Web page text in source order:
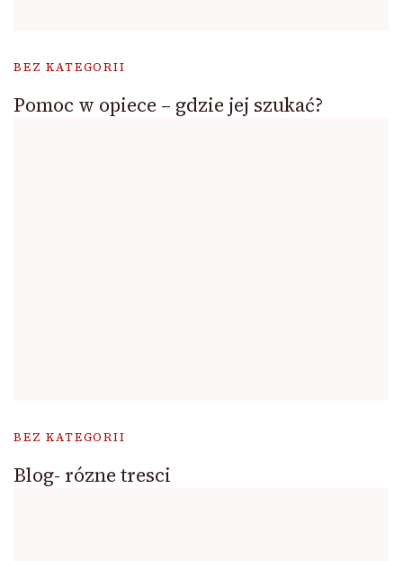
BEZ KATEGORII
Pomoc w opiece – gdzie jej szukać?
BEZ KATEGORII
Blog- rózne tresci